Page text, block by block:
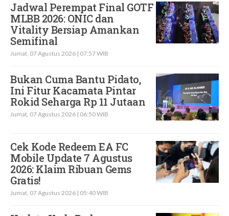
Jadwal Perempat Final GOTF
MLBB 2026: ONIC dan
Vitality Bersiap Amankan
Semifinal
Jumat, 07 Agustus 2026 | 07:57 WIB
Bukan Cuma Bantu Pidato,
Ini Fitur Kacamata Pintar
Rokid Seharga Rp 11 Jutaan
Jumat, 07 Agustus 2026 | 06:50 WIB
Cek Kode Redeem EA FC
Mobile Update 7 Agustus
2026: Klaim Ribuan Gems
Gratis!
Jumat, 07 Agustus 2026 | 05:40 WIB